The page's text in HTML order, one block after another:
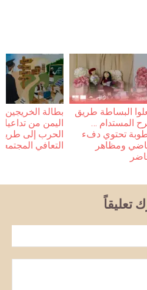
البساطة طريق
المستدام …
تحتوي دفء
ومظاهر
بطالة
اليمن من
الحرب إلى
التعافي
تعليقاً